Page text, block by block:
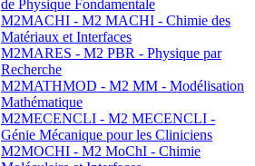
de Physique Fondamentale
M2MACHI - M2 MACHI - Chimie des
Matériaux et Interfaces
M2MARES - M2 PBR - Physique par
Recherche
M2MATHMOD - M2 MM - Modélisation
Mathématique
M2MECENCLI - M2 MECENCLI -
Génie Mécanique pour les Cliniciens
M2MOCHI - M2 MoChI - Chimie